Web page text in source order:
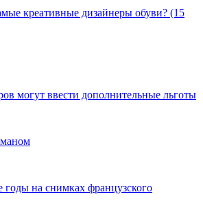
креативные дизайнеры обуви? (15
могут ввести дополнительные льготы
годы на снимках французского